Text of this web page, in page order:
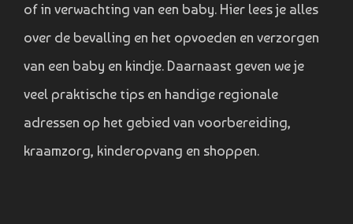
of in verwachting van een baby. Hier lees je alles
over de bevalling en het opvoeden en verzorgen
van een baby en kindje. Daarnaast geven we je
veel praktische tips en handige regionale
adressen op het gebied van voorbereiding,
kraamzorg, kinderopvang en shoppen.